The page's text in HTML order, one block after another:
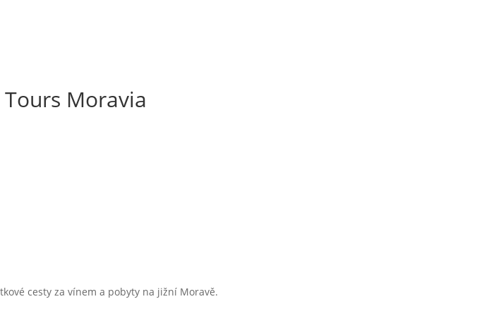
Moravia
cesty za vínem a pobyty na jižní Moravě.